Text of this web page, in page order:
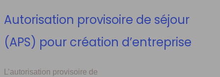
Autorisation provisoire de séjour
(APS) pour création d’entreprise
L’autorisation provisoire de